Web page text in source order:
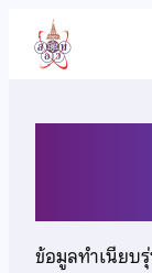
เนื้อหา
ข้อมูลทำเนียบ